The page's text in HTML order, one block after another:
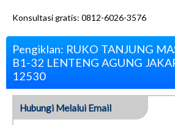
Konsultasi gratis: 0812-6026-3576
Pengiklan: RUKO TANJUNG
B1-32 LENTENG AGUNG
12530
Hubungi Melalui Email